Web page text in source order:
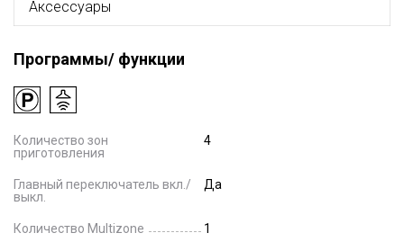
Аксессуары
Программы/ функции
Количество зон
приготовления
4
Главный переключатель вкл./
выкл.
Да
Количество Multizone 1